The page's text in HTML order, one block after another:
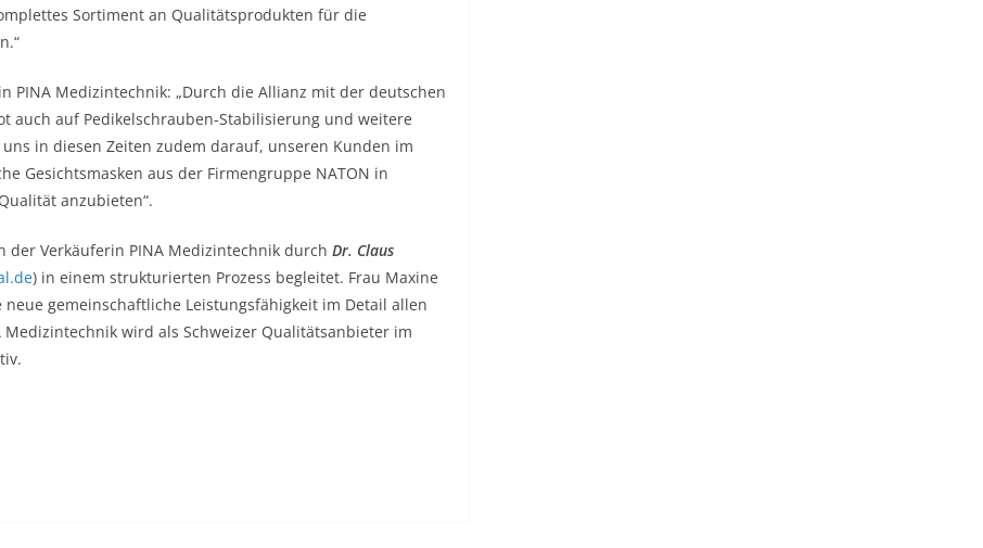
Sortiment an Qualitätsprodukten für die
PINA Medizintechnik: „Durch die Allianz mit der deutschen
auch auf Pedikelschrauben-Stabilisierung und weitere
in diesen Zeiten zudem darauf, unseren Kunden im
Gesichtsmasken aus der Firmengruppe NATON in
anzubieten“.
Verkäuferin PINA Medizintechnik durch Dr. Claus
) in einem strukturierten Prozess begleitet. Frau Maxine
gemeinschaftliche Leistungsfähigkeit im Detail allen
wird als Schweizer Qualitätsanbieter im